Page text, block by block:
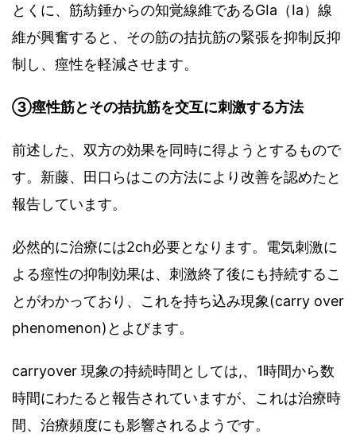
とくに、筋紡錘からの知覚線維であるGIa（Ia）線
維が興奮すると、その筋の拮抗筋の緊張を抑制反抑
制し、痙性を軽減させます。
③痙性筋とその拮抗筋を交互に刺激する方法
前述した、双方の効果を同時に得ようとするもので
す。新藤、田口らはこの方法により改善を認めたと
報告しています。
必然的に治療には2ch必要となります。電気刺激に
よる痙性の抑制効果は、刺激終了後にも持続するこ
とがわかっており、これを持ち込み現象(carry over
phenomenon)とよびます。
carryover 現象の持続時間としては,、1時間から数
時間にわたると報告されていますが、これは治療時
間、治療頻度にも影響されるようです。